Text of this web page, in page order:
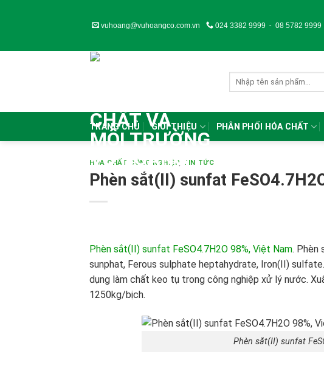
vuhoang@vuhoangco.com.vn 024 3382 9999 - 08 5782 9999
TRANG CHỦ GIỚI THIỆU PHÂN PHỐI HÓA CHẤT
HÓA CHẤT CÔNG NGHIỆP, TIN TỨC
Phèn sắt(II) sunfat
Phèn sắt(II) sunfat FeSO4.7H2O 98%, Việt Nam. Phèn
sunphat, Ferous sulphate heptahydrate, Iron(II)
dụng làm chất keo tụ trong công nghiệp xử lý nước.
1250kg/bịch.
Phèn sắt(II) sunfat